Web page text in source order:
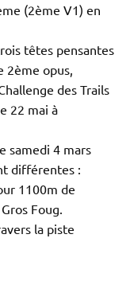
(2ème V1) en
têtes pensantes
2ème opus,
des Trails
22 mai à
samedi 4 mars
différentes :
1100m de
Foug.
la piste